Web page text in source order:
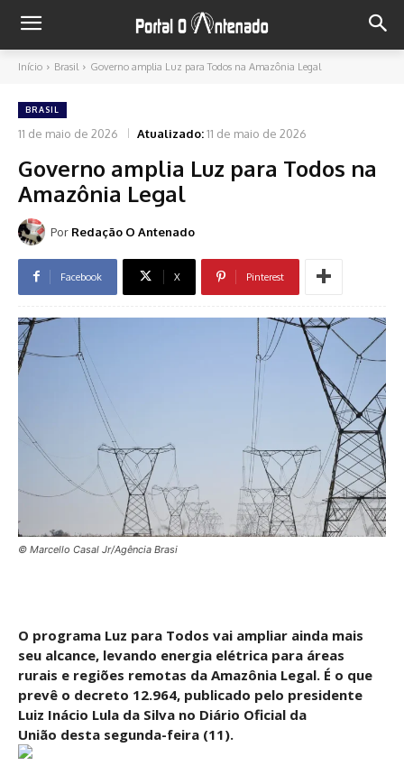
Início Brasil Governo amplia Luz para Todos na Amazônia Legal
BRASIL
11 de maio de 2026 Atualizado:11 de maio de 2026
Governo amplia Luz para Todos na
Amazônia Legal
Por Redação O Antenado
Facebook X Pinterest
© Marcello Casal Jr/Agência Brasi
O programa Luz para Todos vai ampliar ainda mais
seu alcance, levando energia elétrica para áreas
rurais e regiões remotas da Amazônia Legal. É o que
prevê o decreto 12.964, publicado pelo presidente
Luiz Inácio Lula da Silva no Diário Oficial da
União desta segunda-feira (11).